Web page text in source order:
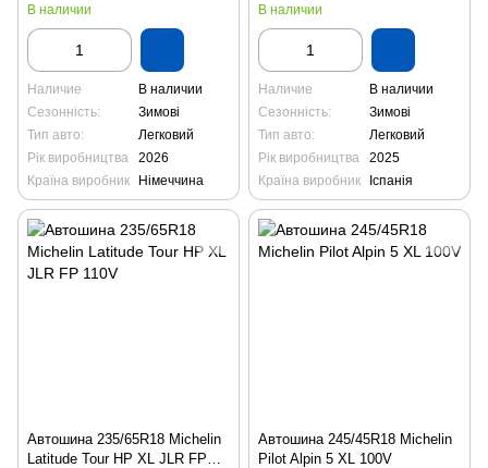
В наличии
Наличие
В наличии
Сезонність:
Зимові
Тип авто:
Легковий
Рік виробництва
2026
Країна виробник
Німеччина
В наличии
Наличие
В наличии
Сезонність:
Зимові
Тип авто:
Легковий
Рік виробництва
2025
Країна виробник
Іспанія
Автошина 235/65R18 Michelin
Latitude Tour HP XL JLR FP
Автошина 245/45R18 Michelin
Pilot Alpin 5 XL 100V